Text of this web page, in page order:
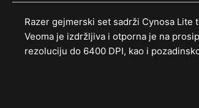
Razer gejmerski set sadrži Cynosa Lite
Veoma je izdržljiva i otporna je na
rezoluciju do 6400 DPI, kao i